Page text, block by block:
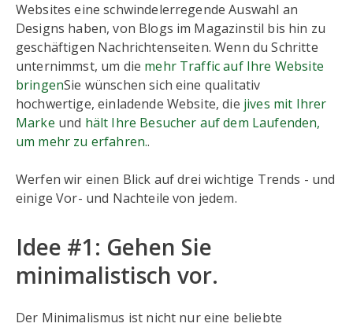
Websites eine schwindelerregende Auswahl an
Designs haben, von Blogs im Magazinstil bis hin zu
geschäftigen Nachrichtenseiten. Wenn du Schritte
unternimmst, um die mehr Traffic auf Ihre Website
bringenSie wünschen sich eine qualitativ
hochwertige, einladende Website, die jives mit Ihrer
Marke und hält Ihre Besucher auf dem Laufenden,
um mehr zu erfahren..
Werfen wir einen Blick auf drei wichtige Trends - und
einige Vor- und Nachteile von jedem.
Idee #1: Gehen Sie
minimalistisch vor.
Der Minimalismus ist nicht nur eine beliebte